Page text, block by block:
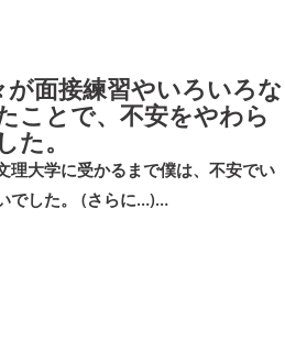
面接練習やいろいろな
ことで、不安をやわら
た。
理大学に受かるまで僕は、不安でい
でした。 (さらに…)…